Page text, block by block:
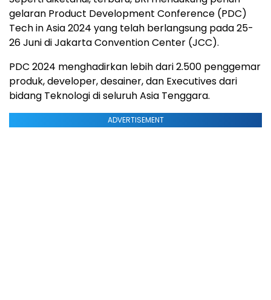
gelaran Product Development Conference (PDC)
Tech in Asia 2024 yang telah berlangsung pada 25-
26 Juni di Jakarta Convention Center (JCC).
PDC 2024 menghadirkan lebih dari 2.500 penggemar
produk, developer, desainer, dan Executives dari
bidang Teknologi di seluruh Asia Tenggara.
ADVERTISEMENT